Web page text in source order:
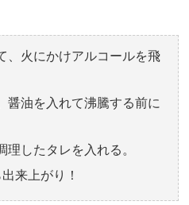
、火にかけアルコールを飛
醤油を入れて沸騰する前に
したタレを入れる。
来上がり！